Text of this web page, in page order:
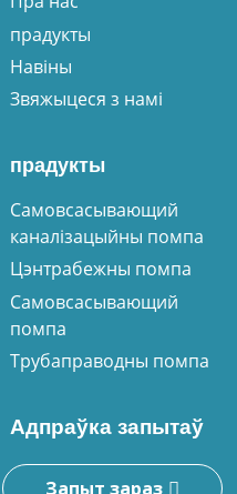
прадукты
Навіны
Звяжыцеся з намі
прадукты
Самовсасывающий
каналізацыйны помпа
Цэнтрабежны помпа
Самовсасывающий
помпа
Трубаправодны помпа
Адпраўка запытаў
Запыт зараз